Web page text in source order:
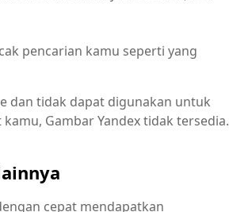
pencarian kamu seperti yang
dan tidak dapat digunakan untuk
Gambar Yandex tidak tersedia.
cepat mendapatkan